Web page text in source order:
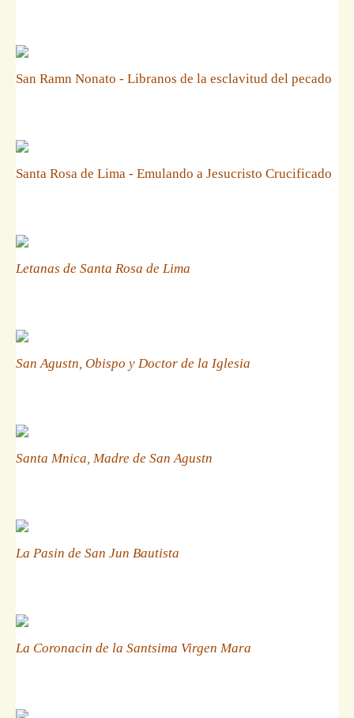
San Ramn Nonato - Libranos de la esclavitud del pecado
Santa Rosa de Lima - Emulando a Jesucristo Crucificado
Letanas de Santa Rosa de Lima
San Agustn, Obispo y Doctor de la Iglesia
Santa Mnica, Madre de San Agustn
La Pasin de San Jun Bautista
La Coronacin de la Santsima Virgen Mara